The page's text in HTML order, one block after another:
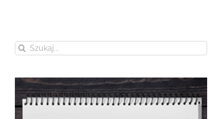
Szukaj